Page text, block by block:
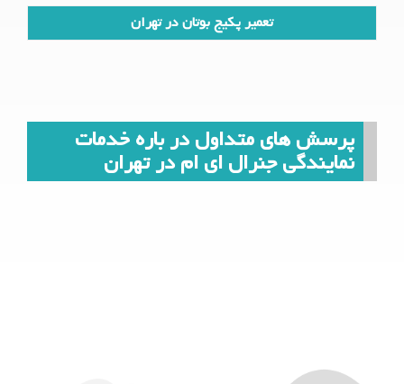
تعمیر پکیج بوتان در تهران
پرسش های متداول در باره خدمات
نمایندگی جنرال ای ام در تهران